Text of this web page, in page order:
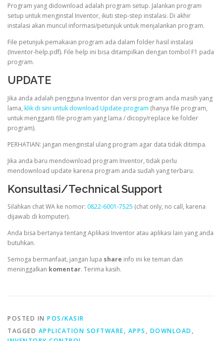
Program yang didownload adalah program setup. Jalankan program
setup untuk menginstal Inventor, ikuti step-step instalasi. Di akhir
instalasi akan muncul informasi/petunjuk untuk menjalankan program.
File petunjuk pemakaian program ada dalam folder hasil instalasi
(Inventor-help.pdf). File help ini bisa ditampilkan dengan tombol F1 pada
program.
UPDATE
Jika anda adalah pengguna Inventor dan versi program anda masih yang
lama, klik di sini untuk download Update program (hanya file program,
untuk mengganti file program yang lama / dicopy/replace ke folder
program).
PERHATIAN: jangan menginstal ulang program agar data tidak ditimpa.
Jika anda baru mendownload program Inventor, tidak perlu
mendownload update karena program anda sudah yang terbaru.
Konsultasi/Technical Support
Silahkan chat WA ke nomor: 0822-6001-7525 (chat only, no call, karena
dijawab di komputer).
Anda bisa bertanya tentang Aplikasi Inventor atau aplikasi lain yang anda
butuhkan.
Semoga bermanfaat, jangan lupa share info ini ke teman dan
meninggalkan komentar. Terima kasih.
POSTED IN POS/KASIR
TAGGED APPLICATION SOFTWARE, APPS , DOWNLOAD ,